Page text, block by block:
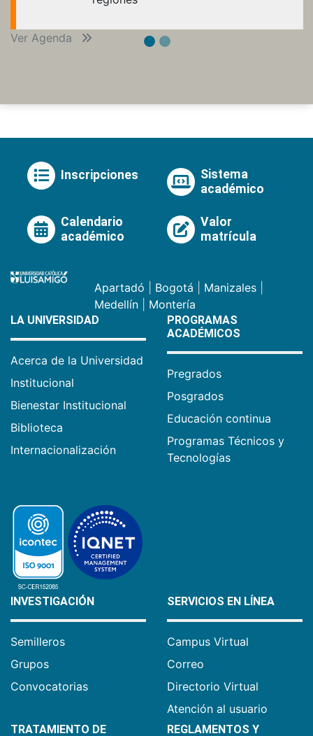
Ver Agenda
Inscripciones
Sistema
académico
Calendario
académico
Valor
matrícula
Apartadó Bogotá Manizales
Medellín
Montería
LA UNIVERSIDAD
Acerca de la Universidad
Institucional
Bienestar Institucional
Biblioteca
Internacionalización
PROGRAMAS
ACADÉMICOS
Pregrados
Posgrados
Educación continua
Programas Técnicos y
Tecnologías
INVESTIGACIÓN
Semilleros
Grupos
Convocatorias
SERVICIOS EN LÍNEA
Campus Virtual
Correo
Directorio Virtual
Atención al usuario
TRATAMIENTO DE
REGLAMENTOS Y